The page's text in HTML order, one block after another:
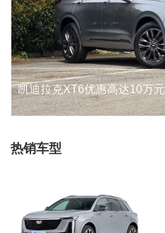
凯迪拉克XT6优惠高达10万元
热销车型